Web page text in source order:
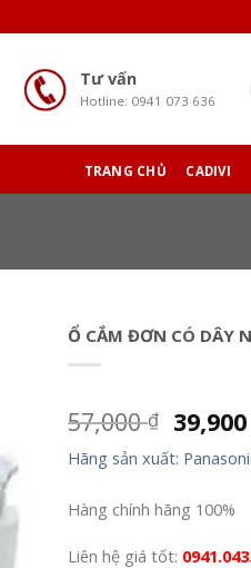
Tư vấn
Hotline: 0941 073 636
TRANG CHỦ CADIVI
Ổ CẮM ĐƠN CÓ DÂY
57,000₫ 39,900
Hãng sản xuất:
Hàng chính hãng 100%
Liên hệ giá tốt: